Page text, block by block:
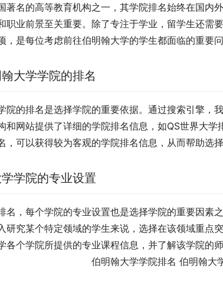
著名的高等教育机构之一，其学院排名始终在国内
职业前景至关重要。除了专注于学业，留学生还需
，是每位考虑前往伯明翰大学的学生都面临的重要问
大学学院的排名
院的排名是选择学院的重要依据。通过搜索引擎，
和网站提供了详细的学院排名信息，如QS世界大
，可以获得较为客观的学院排名信息，从而帮助选
学院的专业设置
名，每个学院的专业设置也是选择学院的重要因素
研究某个特定领域的学生来说，选择在该领域重点
各个学院所提供的专业课程信息，并了解该学院的